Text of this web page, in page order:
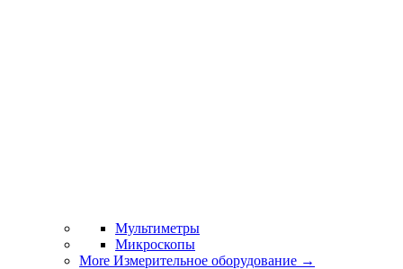
Мультиметры
Микроскопы
More Измерительное оборудование →